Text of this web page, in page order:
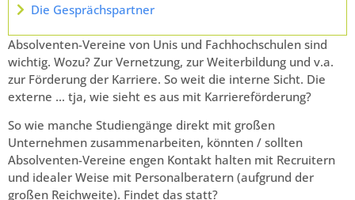
Die Gesprächspartner
Absolventen-Vereine von Unis und Fachhochschulen sind
wichtig. Wozu? Zur Vernetzung, zur Weiterbildung und v.a.
zur Förderung der Karriere. So weit die interne Sicht. Die
externe … tja, wie sieht es aus mit Karriereförderung?
So wie manche Studiengänge direkt mit großen
Unternehmen zusammenarbeiten, könnten / sollten
Absolventen-Vereine engen Kontakt halten mit Recruitern
und idealer Weise mit Personalberatern (aufgrund der
großen Reichweite). Findet das statt?